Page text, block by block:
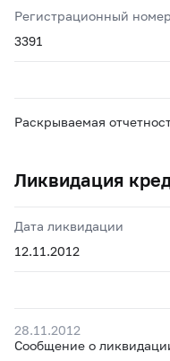
Регистрационный номер
3391
Раскрываемая
Ликвидация
Дата ликвидации
12.11.2012
28.11.2012
Сообщение о